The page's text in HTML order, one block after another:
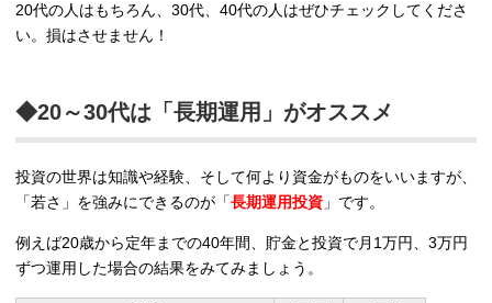
20代の人はもちろん、30代、40代の人はぜひチェックしてくださ
い。損はさせません！
◆20～30代は「長期運用」がオススメ
投資の世界は知識や経験、そして何より資金がものをいいますが、
「若さ」を強みにできるのが「長期運用投資 」です。
例えば20歳から定年までの40年間、貯金と投資で月1万円、3万円
ずつ運用した場合の結果をみてみましょう。